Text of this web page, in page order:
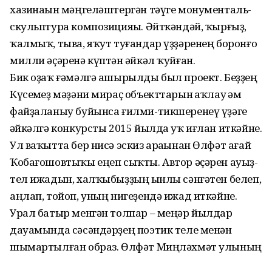
хазинаһын мәңгеләштергән тәүге монументаль-
скульптура композицияһы. Әйткәндәй, ҡырғыҙ,
ҡалмыҡ, тыва, яҡут туғандар үҙҙәренең боронғо
милли әҫәренә күптән һәйкәл ҡуйған.
Бик оҙаҡ ғәмәлгә ашырылды был проект. Беҙҙең
Күсемһеҙ мәҙәни мираҫ объекттарын һаҡлау һәм
файҙаланыу буйынса ғилми-тикшеренеү үҙәге
һәйкәлгә конкурсты 2015 йылда уҡ иғлан иткәйне.
Ул ваҡытта бер нисә эскиз араһынан Өлфәт ағай
Ҡобағошовтыҡы еңеп сыҡты. Автор әҫәрен ауыҙ-
тел ижадын, халҡыбыҙҙың һынлы сәнғәтен белеп,
аңлап, тойоп, уның нигеҙендә ижад иткәйне.
Урал батыр менгән толпар – меңәр йылдар
дауамында сәсәндәрҙең поэтик теле менән
шымартылған образ. Өлфәт Миңләхмәт улының